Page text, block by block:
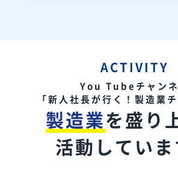
ACTIVITY
You Tubeチャン
「新人社長が行く！製造業
製造業を盛り
活動していま